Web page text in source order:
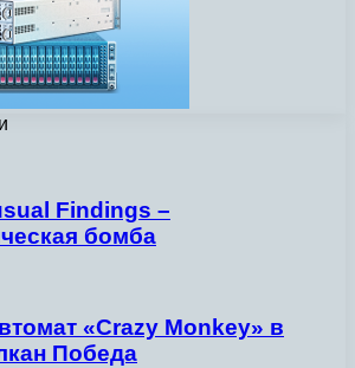
Findings –
бомба
«Crazy Monkey» в
Победа